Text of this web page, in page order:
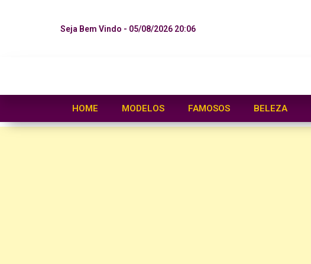
Seja Bem Vindo - 05/08/2026 20:06
HOME MODELOS FAMOSOS BELEZA